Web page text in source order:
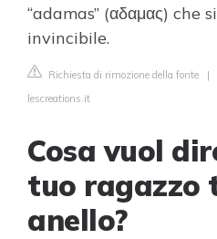
“adamas” (αδαμας) che
invincibile.
Richiesta di rimozione della fonte |
lescreations.it
Cosa vuol
tuo ragazzo
anello?